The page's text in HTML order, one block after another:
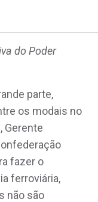
do Poder
parte,
os modais no
Gerente
fazer o
ferroviária,
não são